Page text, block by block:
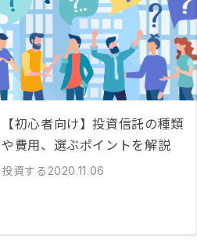
【初心者向け】投資信託の種類
や費用、選ぶポイントを解説
投資する 2020.11.06